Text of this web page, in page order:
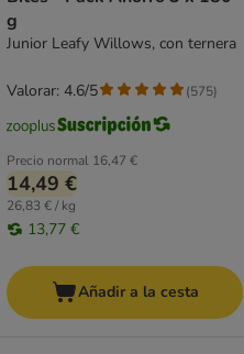
g
Junior Leafy Willows, con ternera
Precio normal 16,47 €
14,49 €
26,83 € / kg
13,77 €
Valorar: 4.6/5 (575)
Añadir a la cesta